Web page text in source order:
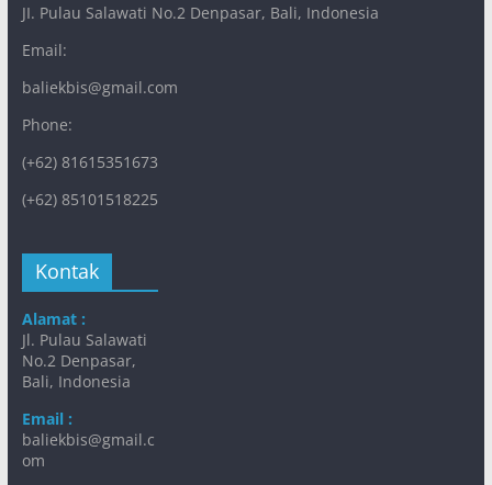
JI. Pulau Salawati No.2 Denpasar, Bali, Indonesia
Email:
baliekbis@gmail.com
Phone:
(+62) 81615351673
(+62) 85101518225
Kontak
Alamat :
Jl. Pulau Salawati
No.2 Denpasar,
Bali, Indonesia
Email :
baliekbis@gmail.c
om